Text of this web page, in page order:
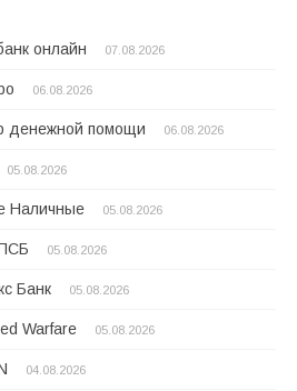
онлайн 07.08.2026
06.08.2026
денежной помощи 06.08.2026
05.08.2026
Наличные 05.08.2026
05.08.2026
Банк 05.08.2026
Warfare 05.08.2026
04.08.2026